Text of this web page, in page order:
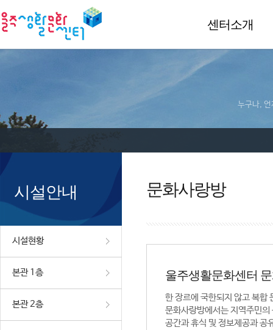
센터소개
누구나, 언
시설안내
시설현황
본관 1층
본관 2층
문화사랑방
울주생활문화센터
한 장르에 국한되지 않고 복합
문화사랑방에서는 지역주민
공간과 휴식 및 정보제공과 공